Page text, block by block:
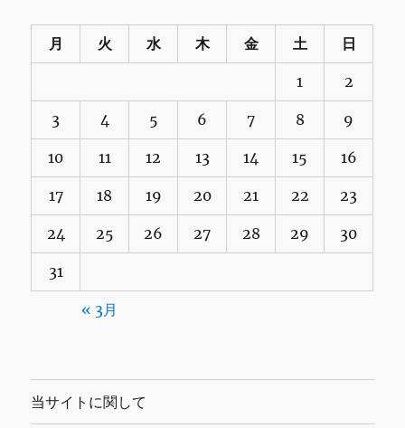
月 火 水 木 金 土 日
1 2
3 4 5 6 7 8 9
10 11 12 13 14 15 16
17 18 19 20 21 22 23
24 25 26 27 28 29 30
31
« 3月
当サイトに関して